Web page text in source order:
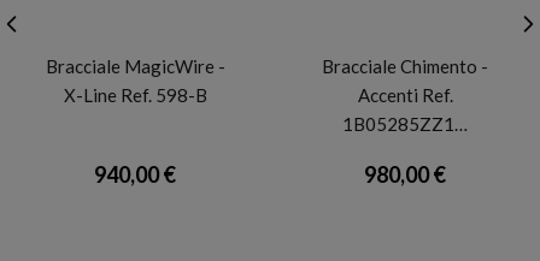
Bracciale MagicWire -
X-Line Ref. 598-B
940,00 €
Bracciale Chimento -
Accenti Ref.
1B05285ZZ1…
980,00 €